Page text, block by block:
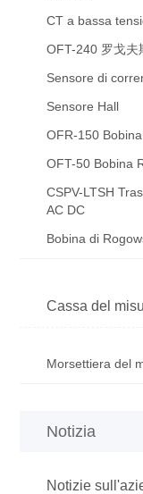
CT a bassa
OFT-240 罗戈夫
Sensore di
Sensore Hall
OFR-150
OFT-50 Bobina
CSPV-LTSH
AC DC
Bobina di
Cassa del
Morsettiera del
Notizia
Notizie